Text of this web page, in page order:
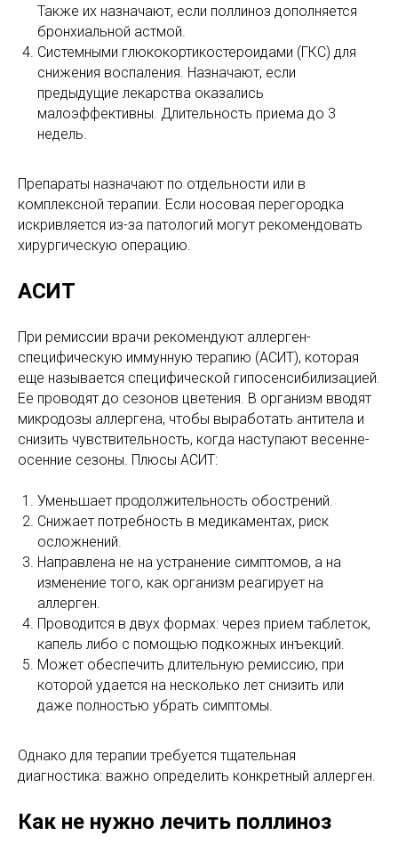
Также их назначают, если поллиноз дополняется
бронхиальной астмой.
Системными глюкокортикостероидами (ГКС) для
снижения воспаления. Назначают, если
предыдущие лекарства оказались
малоэффективны. Длительность приема до 3
недель.
Препараты назначают по отдельности или в
комплексной терапии. Если носовая перегородка
искривляется из-за патологий могут рекомендовать
хирургическую операцию.
АСИТ
При ремиссии врачи рекомендуют аллерген-
специфическую иммунную терапию (АСИТ), которая
еще называется специфической гипосенсибилизацией.
Ее проводят до сезонов цветения. В организм вводят
микродозы аллергена, чтобы выработать антитела и
снизить чувствительность, когда наступают весенне-
осенние сезоны. Плюсы АСИТ:
Уменьшает продолжительность обострений.
Снижает потребность в медикаментах, риск
осложнений.
Направлена не на устранение симптомов, а на
изменение того, как организм реагирует на
аллерген.
Проводится в двух формах: через прием таблеток,
капель либо с помощью подкожных инъекций.
Может обеспечить длительную ремиссию, при
которой удается на несколько лет снизить или
даже полностью убрать симптомы.
Однако для терапии требуется тщательная
диагностика: важно определить конкретный аллерген.
Как не нужно лечить поллиноз